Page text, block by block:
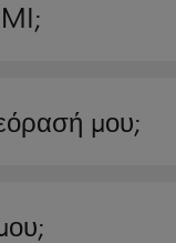
μου;